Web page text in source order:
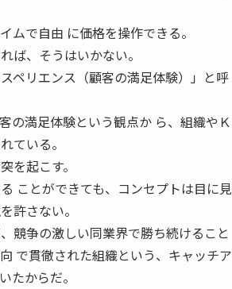
ムで自由 に価格を操作できる。
ば、そうはいかない。
ペリエンス（顧客の満足体験）」と呼
の満足体験という観点か ら、組織やＫ
ている。
を起こす。
ことができても、コンセプトは目に見
許さない。
競争の激しい同業界で勝ち続けること
で貫徹された組織という、キャッチア
たからだ。